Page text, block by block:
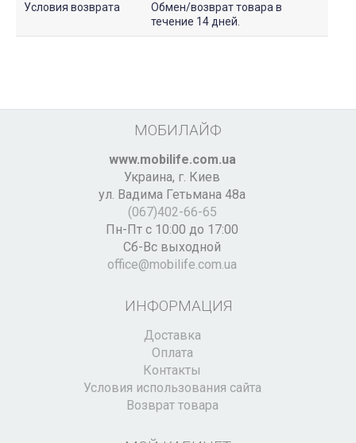
Условия возврата
Обмен/возврат товара в
течение 14 дней.
МОБИЛАЙФ
www.mobilife.com.ua
Украина, г. Киев
ул. Вадима Гетьмана 48а
(067)402-66-65
Пн-Пт с 10:00 до 17:00
Сб-Вс выходной
office@mobilife.com.ua
ИНФОРМАЦИЯ
Доставка
Оплата
Контакты
Условия использования сайта
Возврат товара